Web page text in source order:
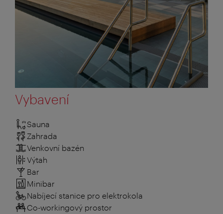
Vybavení
Sauna
Zahrada
Venkovní bazén
Výtah
Bar
Minibar
Nabíjecí stanice pro elektrokola
Co-workingový prostor